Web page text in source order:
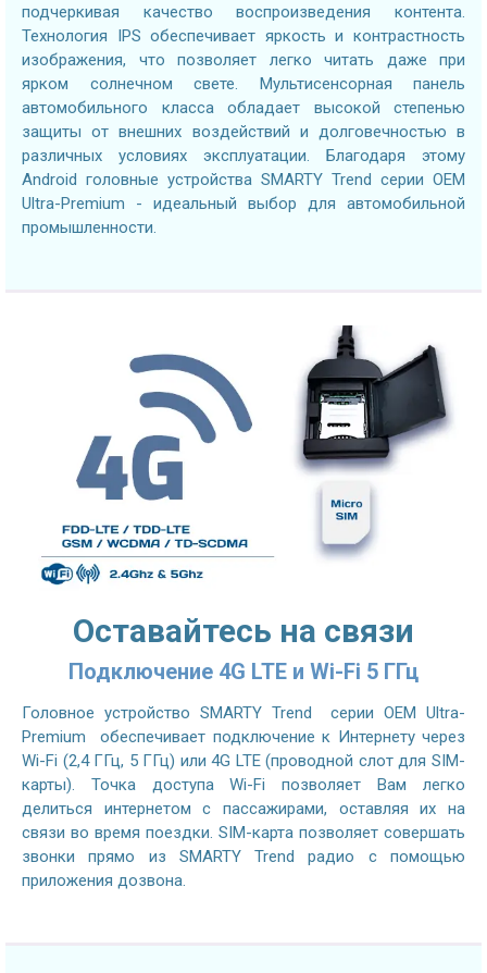
подчеркивая качество воспроизведения контента.
Технология IPS обеспечивает яркость и контрастность
изображения, что позволяет легко читать даже при
ярком солнечном свете. Мультисенсорная панель
автомобильного класса обладает высокой степенью
защиты от внешних воздействий и долговечностью в
различных условиях эксплуатации. Благодаря этому
Android головные устройства SMARTY Trend серии OEM
Ultra-Premium - идеальный выбор для автомобильной
промышленности.
Оставайтесь на связи
Подключение 4G LTE и Wi-Fi 5 ГГц
Головное устройство SMARTY Trend серии OEM Ultra-
Premium обеспечивает подключение к Интернету через
Wi-Fi (2,4 ГГц, 5 ГГц) или 4G LTE (проводной слот для SIM-
карты). Точка доступа Wi-Fi позволяет Вам легко
делиться интернетом с пассажирами, оставляя их на
связи во время поездки. SIM-карта позволяет совершать
звонки прямо из SMARTY Trend радио с помощью
приложения дозвона.